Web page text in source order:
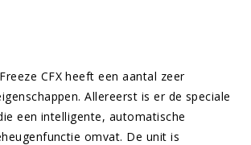
CFX heeft een aantal zeer
Allereerst is er de speciale
een intelligente, automatische
omvat. De unit is